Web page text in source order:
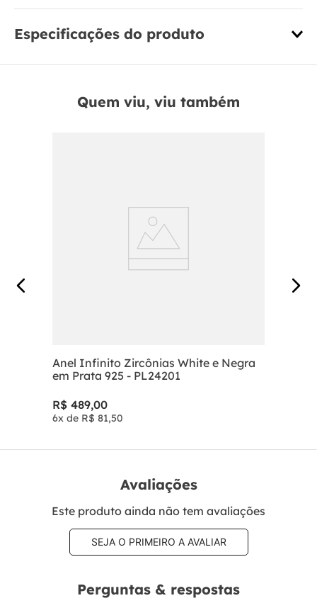
Especificações do produto
Quem viu, viu também
Anel Infinito Zircônias White e Negra
em Prata 925 - PL24201
R$ 489,00
6x de R$ 81,50
Avaliações
Este produto ainda não tem avaliações
SEJA O PRIMEIRO A AVALIAR
Perguntas & respostas